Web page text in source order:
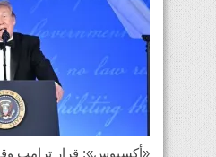
«أكسيوس»: قرار ترامب